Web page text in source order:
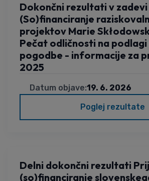
Dokončni rezultati v zadevi
(So)financiranje
projektov Marie
Pečat odličnosti na
pogodbe - informacije za
2025
Datum objave:19. 6. 2026
Poglej rezultate
Delni dokončni rezultati
(so)financiranje